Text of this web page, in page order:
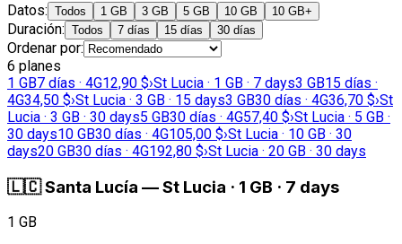
Datos: Todos 1 GB 3 GB 5 GB 10 GB 10 GB+
Duración: Todos 7 días 15 días 30 días
Ordenar por:
6 planes
1 GB7 días · 4G12,90 $›St Lucia · 1 GB · 7 days3 GB15 días ·
4G34,50 $›St Lucia · 3 GB · 15 days3 GB30 días · 4G36,70 $›St
Lucia · 3 GB · 30 days5 GB30 días · 4G57,40 $›St Lucia · 5 GB ·
30 days10 GB30 días · 4G105,00 $›St Lucia · 10 GB · 30
days20 GB30 días · 4G192,80 $›St Lucia · 20 GB · 30 days
🇱🇨Santa Lucía —St Lucia · 1 GB · 7 days
1 GB